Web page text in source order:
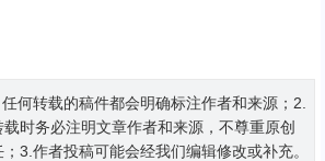
何转载的稿件都会明确标注作者和来源；2.
时务必注明文章作者和来源，不尊重原创
3.作者投稿可能会经我们编辑修改或补充。